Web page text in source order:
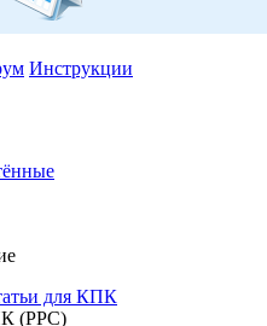
Инструкции
для КПК
(PPC)